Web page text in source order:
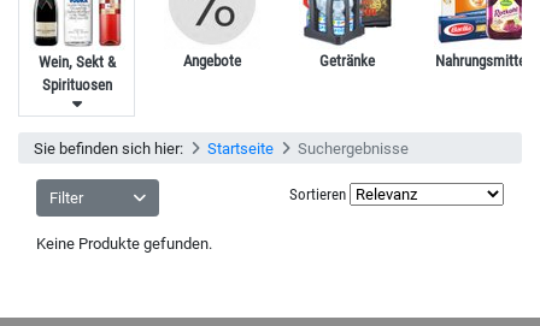
Wein, Sekt &
Spirituosen
Angebote Getränke Nahrungsmittel
Sie befinden sich hier: Startseite Suchergebnisse
Filter Sortieren
Keine Produkte gefunden.